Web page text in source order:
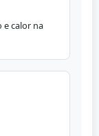
e calor na